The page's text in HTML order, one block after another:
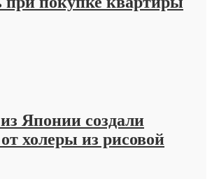
Японии создали
холеры из рисовой